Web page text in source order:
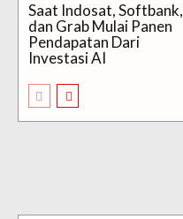
Saat Indosat, Softbank,
dan Grab Mulai Panen
Pendapatan Dari
Investasi AI